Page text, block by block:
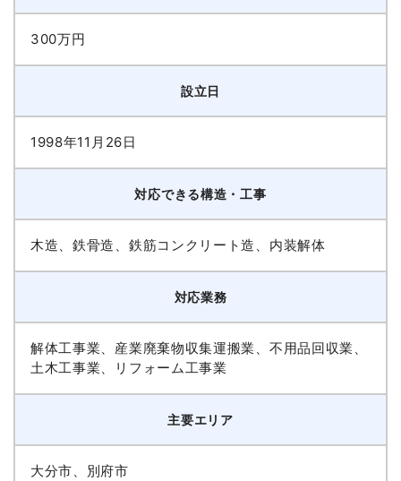
300万円
設立日
1998年11月26日
対応できる構造・工事
木造、鉄骨造、鉄筋コンクリート造、内装解体
対応業務
解体工事業、産業廃棄物収集運搬業、不用品回収業、
土木工事業、リフォーム工事業
主要エリア
大分市、別府市